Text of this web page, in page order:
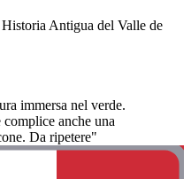
Antigua del Valle de
immersa nel verde.
anche una
Da ripetere"